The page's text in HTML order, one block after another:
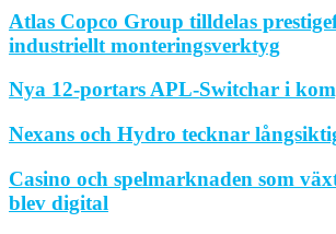
Atlas Copco Group tilldelas
industriellt monteringsverktyg
Nya 12-portars APL-Switchar i
Nexans och Hydro tecknar
Casino och spelmarknaden som
blev digital